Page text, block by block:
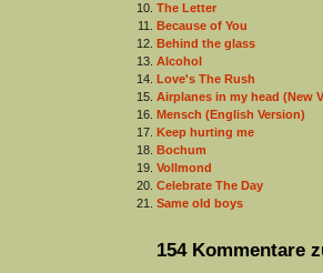
The Letter
Because of You
Behind the glass
Alcohol
Love's The Rush
Airplanes in my head (New
Mensch (English Version)
Keep hurting me
Bochum
Vollmond
Celebrate The Day
Same old boys
154 Kommentare